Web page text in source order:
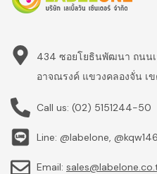
434 ซอยโยธินพัฒนา ถนน
อาจณรงค์ แขวงคลองจั่น เ
Call us: (02) 5151244-50
Line: @labelone,
Email: